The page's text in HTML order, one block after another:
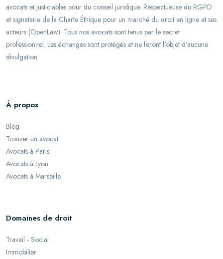
avocats et justiciables pour du conseil juridique. Respectueuse du RGPD
et signataire de la Charte Éthique pour un marché du droit en ligne et ses
acteurs (OpenLaw). Tous nos avocats sont tenus par le secret
professionnel. Les échanges sont protégés et ne feront l'objet d'aucune
divulgation.
À propos
Blog
Trouver un avocat
Avocats à Paris
Avocats à Lyon
Avocats à Marseille
Domaines de droit
Travail - Social
Immobilier